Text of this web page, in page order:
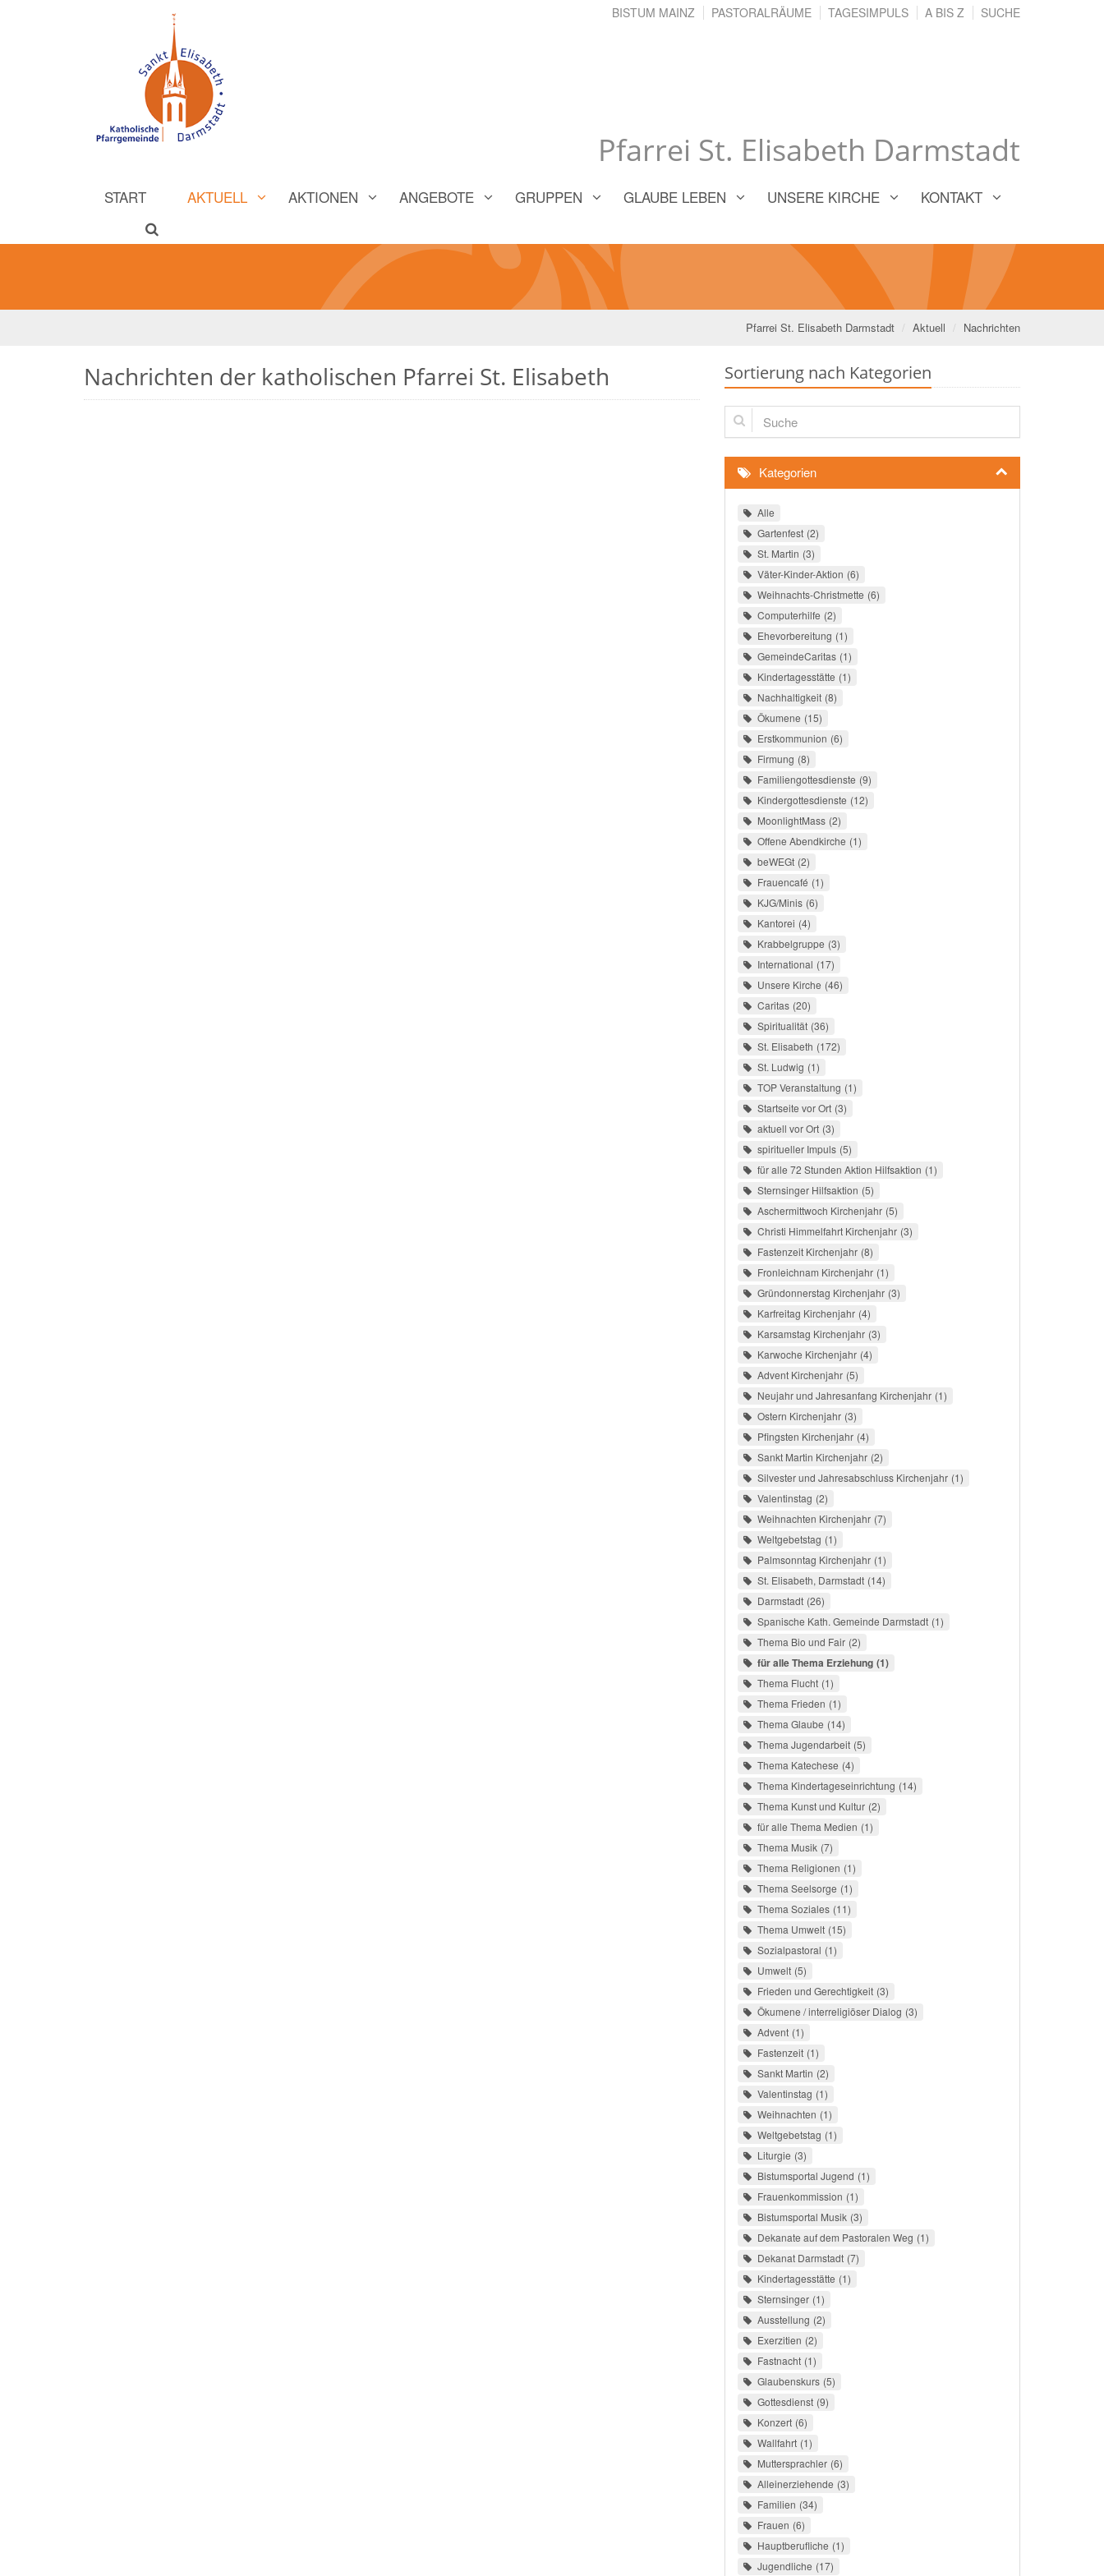
Pfarrei St. Elisabeth Darmstadt
BISTUM MAINZ PASTORALRÄUME TAGESIMPULS A BIS Z SUCHE
START AKTUELL AKTIONEN ANGEBOTE GRUPPEN GLAUBE LEBEN UNSERE KIRCHE KONTAKT
Pfarrei St. Elisabeth Darmstadt Aktuell Nachrichten
Nachrichten der katholischen Pfarrei St. Elisabeth Sortierung nach Kategorien
Suche
Kategorien
Alle
Gartenfest 2
St. Martin 3
Väter-Kinder-Aktion 6
Weihnachts-Christmette 6
Computerhilfe 2
Ehevorbereitung 1
GemeindeCaritas 1
Kindertagesstätte 1
Nachhaltigkeit 8
Ökumene 15
Erstkommunion 6
Firmung 8
Familiengottesdienste 9
Kindergottesdienste 12
MoonlightMass 2
Offene Abendkirche 1
beWEGt 2
Frauencafé 1
KJG/Minis 6
Kantorei 4
Krabbelgruppe 3
International 17
Unsere Kirche 46
Caritas 20
Spiritualität 36
St. Elisabeth 172
St. Ludwig 1
TOP Veranstaltung 1
Startseite vor Ort 3
aktuell vor Ort 3
spiritueller Impuls 5
für alle 72 Stunden Aktion Hilfsaktion 1
Sternsinger Hilfsaktion 5
Aschermittwoch Kirchenjahr 5
Christi Himmelfahrt Kirchenjahr 3
Fastenzeit Kirchenjahr 8
Fronleichnam Kirchenjahr 1
Gründonnerstag Kirchenjahr 3
Karfreitag Kirchenjahr 4
Karsamstag Kirchenjahr 3
Karwoche Kirchenjahr 4
Advent Kirchenjahr 5
Neujahr und Jahresanfang Kirchenjahr 1
Ostern Kirchenjahr 3
Pfingsten Kirchenjahr 4
Sankt Martin Kirchenjahr 2
Silvester und Jahresabschluss Kirchenjahr 1
Valentinstag 2
Weihnachten Kirchenjahr 7
Weltgebetstag 1
Palmsonntag Kirchenjahr 1
St. Elisabeth, Darmstadt 14
Darmstadt 26
Spanische Kath. Gemeinde Darmstadt 1
Thema Bio und Fair 2
für alle Thema Erziehung 1
Thema Flucht 1
Thema Frieden 1
Thema Glaube 14
Thema Jugendarbeit 5
Thema Katechese 4
Thema Kindertageseinrichtung 14
Thema Kunst und Kultur 2
für alle Thema Medien 1
Thema Musik 7
Thema Religionen 1
Thema Seelsorge 1
Thema Soziales 11
Thema Umwelt 15
Sozialpastoral 1
Umwelt 5
Frieden und Gerechtigkeit 3
Ökumene / interreligiöser Dialog 3
Advent 1
Fastenzeit 1
Sankt Martin 2
Valentinstag 1
Weihnachten 1
Weltgebetstag 1
Liturgie 3
Bistumsportal Jugend 1
Frauenkommission 1
Bistumsportal Musik 3
Dekanate auf dem Pastoralen Weg 1
Dekanat Darmstadt 7
Kindertagesstätte 1
Sternsinger 1
Ausstellung 2
Exerzitien 2
Fastnacht 1
Glaubenskurs 5
Gottesdienst 9
Konzert 6
Wallfahrt 1
Muttersprachler 6
Alleinerziehende 3
Familien 34
Frauen 6
Hauptberufliche 1
Jugendliche 17